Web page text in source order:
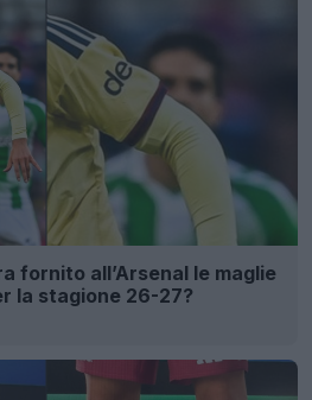
fornito all’Arsenal le maglie
la stagione 26-27?